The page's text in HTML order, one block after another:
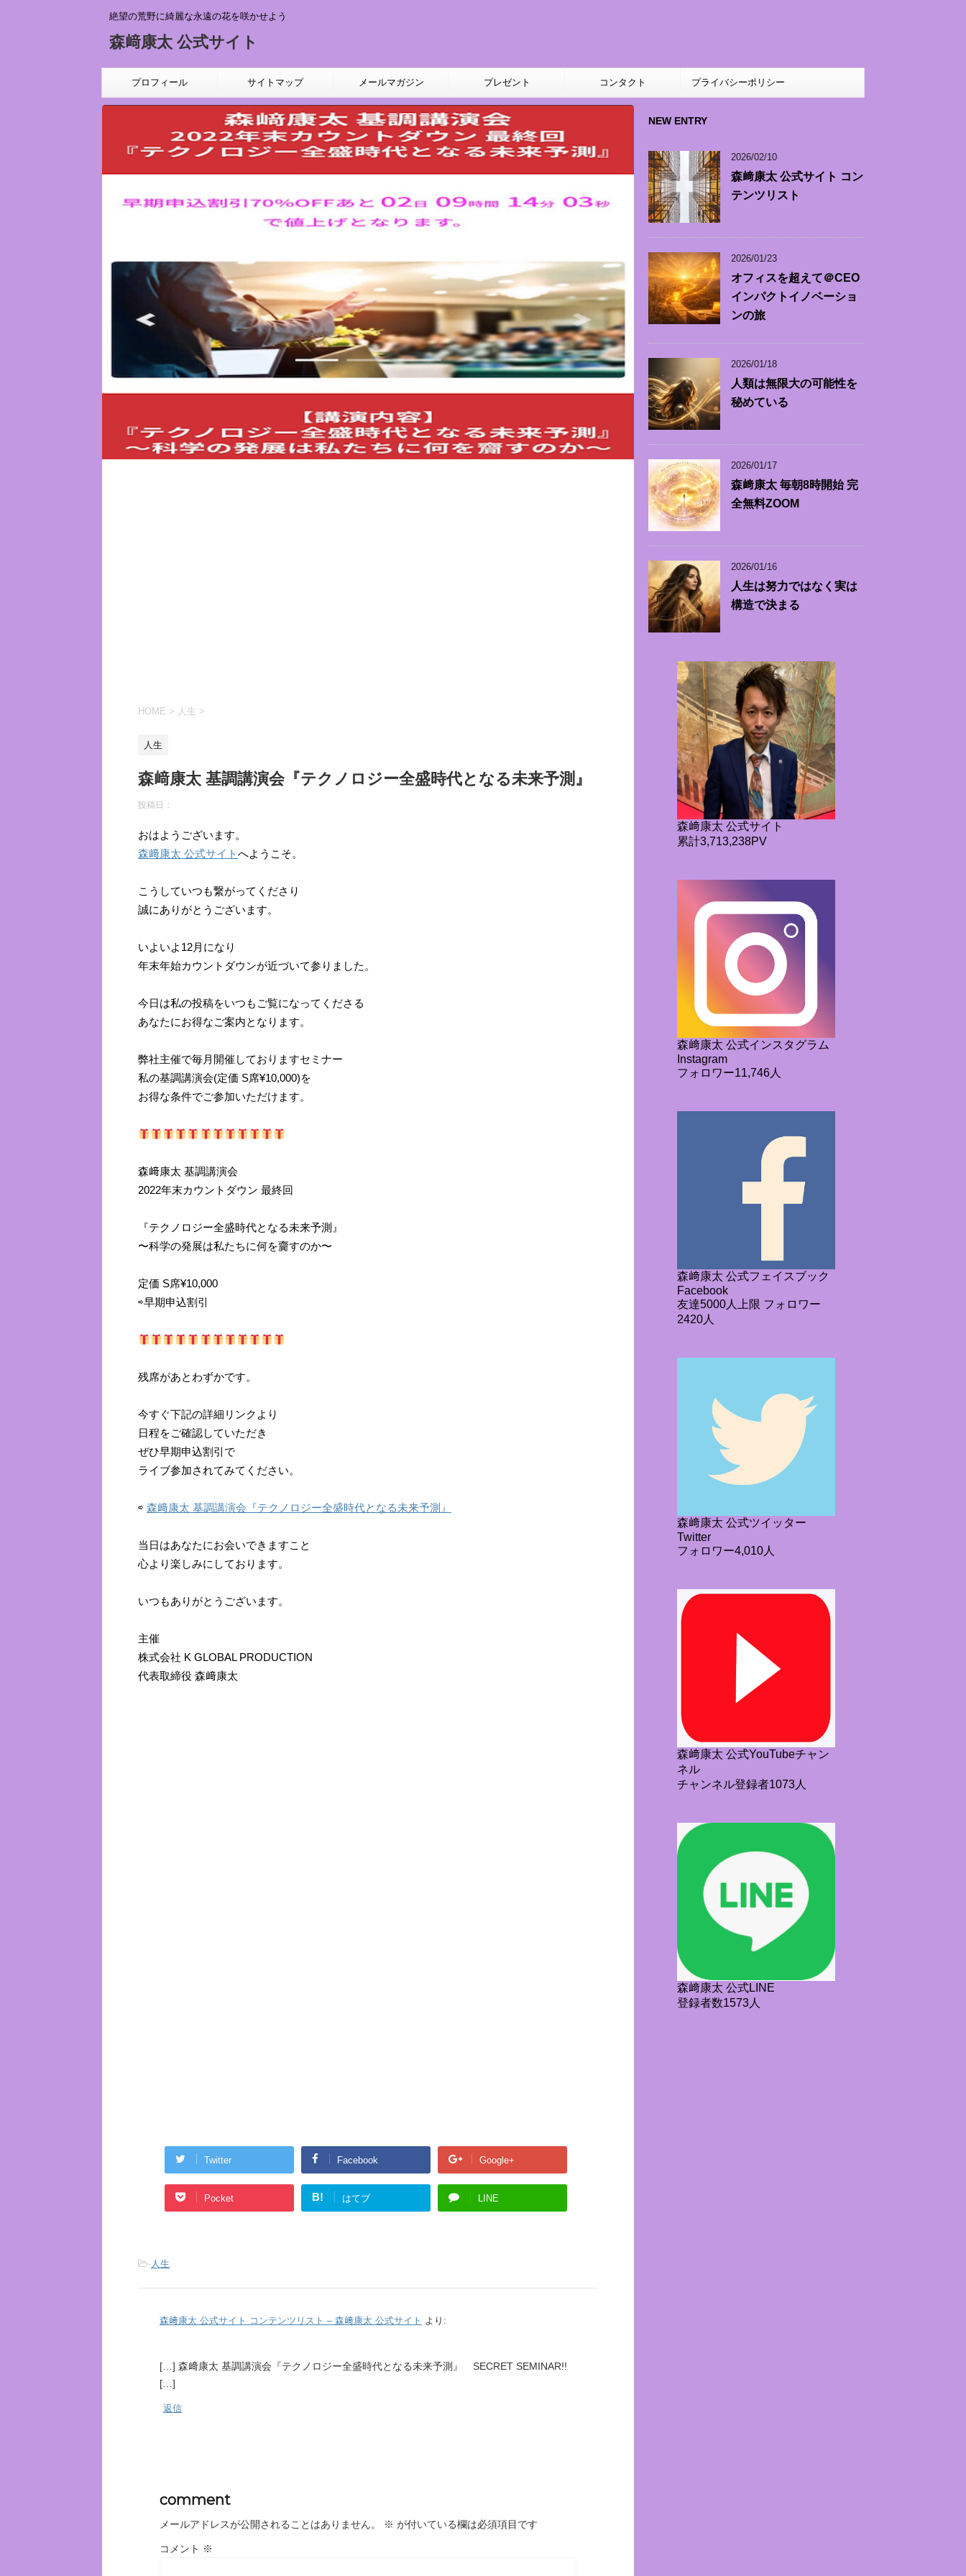
絶望の荒野に綺麗な永遠の花を咲かせよう
森﨑康太 公式サイト
プロフィール サイトマップ メールマガジン プレゼント コンタクト プライバシーポリシー
HOME > 人生 >
人生
森﨑康太 基調講演会『テクノロジー全盛時代となる未来予測』
投稿日：
おはようございます。
森﨑康太 公式サイトへようこそ。
こうしていつも繋がってくださり
誠にありがとうございます。
いよいよ12月になり
年末年始カウントダウンが近づいて参りました。
今日は私の投稿をいつもご覧になってくださる
あなたにお得なご案内となります。
弊社主催で毎月開催しておりますセミナー
私の基調講演会(定価 S席¥10,000)を
お得な条件でご参加いただけます。
森﨑康太 基調講演会
2022年末カウントダウン 最終回
『テクノロジー全盛時代となる未来予測』
〜科学の発展は私たちに何を齎すのか〜
定価 S席¥10,000
⇨早期申込割引
残席があとわずかです。
今すぐ下記の詳細リンクより
日程をご確認していただき
ぜひ早期申込割引で
ライブ参加されてみてください。
⇨ 森﨑康太 基調講演会『テクノロジー全盛時代となる未来予測』
当日はあなたにお会いできますこと
心より楽しみにしております。
いつもありがとうございます。
主催
株式会社 K GLOBAL PRODUCTION
代表取締役 森﨑康太
Twitter Facebook Google+
Pocket B! はてブ LINE
-人生
森﨑康太 公式サイト コンテンツリスト – 森﨑康太 公式サイト より:
[…] 森﨑康太 基調講演会『テクノロジー全盛時代となる未来予測』 SECRET SEMINAR!!
[…]
返信
comment
メールアドレスが公開されることはありません。 ※ が付いている欄は必須項目です
コメント ※
NEW ENTRY
2026/02/10
森﨑康太 公式サイト コン
テンツリスト
2026/01/23
オフィスを超えて＠CEO
インパクトイノベーショ
ンの旅
2026/01/18
人類は無限大の可能性を
秘めている
2026/01/17
森﨑康太 毎朝8時開始 完
全無料ZOOM
2026/01/16
人生は努力ではなく実は
構造で決まる
森﨑康太 公式サイト
累計3,713,238PV
森﨑康太 公式インスタグラム
Instagram
フォロワー11,746人
森﨑康太 公式フェイスブック
Facebook
友達5000人上限 フォロワー
2420人
森﨑康太 公式ツイッター
Twitter
フォロワー4,010人
森﨑康太 公式YouTubeチャン
ネル
チャンネル登録者1073人
森﨑康太 公式LINE
登録者数1573人